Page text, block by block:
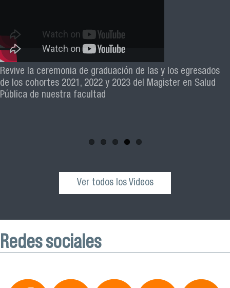
El académico Roberto Vera, de la Escuela de Kinesiología
Facimed y parte del Comité Científico de la III Jornada de
Neurociencia e Inteligencia Artificial 2025, invita a toda la
Revive la ceremonia de graduación de las y los egresados
de los cohortes 2021, 2022 y 2023 del Magister en Salud
Pública de nuestra facultad
Ver todos los Videos
Redes sociales